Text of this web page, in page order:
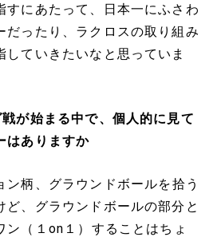
すにあたって、日本一にふさわ
だったり、ラクロスの取り組み
していきたいなと思っていま
が始まる中で、個人的に見て
はありますか
柄、グラウンドボールを拾う
ど、グラウンドボールの部分と
ン（１on１）することはちょ